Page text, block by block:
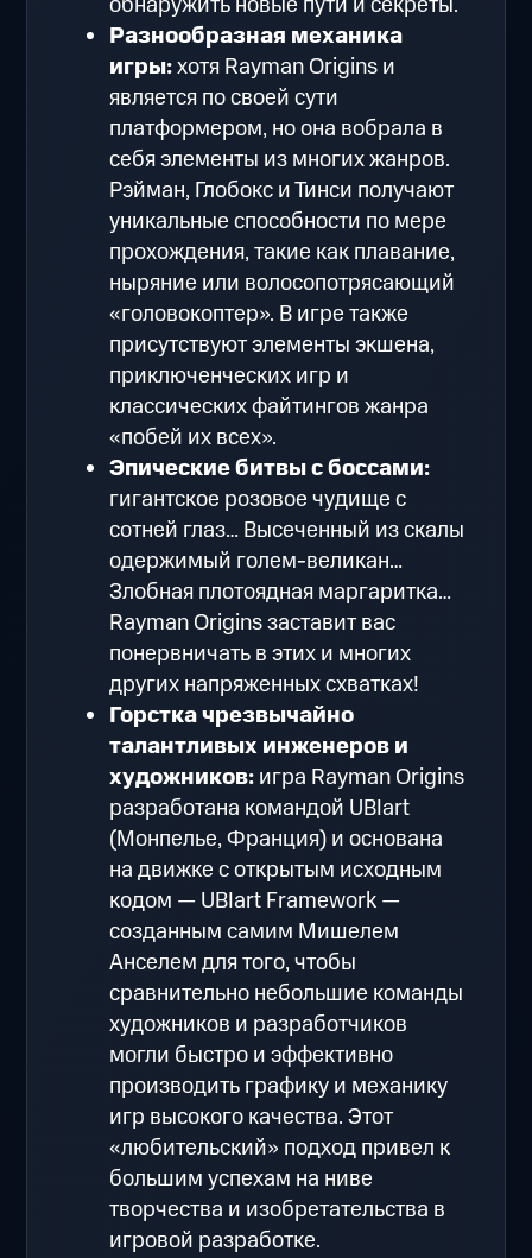
Разнообразная механика
игры:хотя Rayman Origins и
является по своей сути
платформером, но она вобрала в
себя элементы из многих жанров.
Рэйман, Глобокс и Тинси получают
уникальные способности по мере
прохождения, такие как плавание,
ныряние или волосопотрясающий
«головокоптер». В игре также
присутствуют элементы экшена,
приключенческих игр и
классических файтингов жанра
«побей их всех».
Эпические битвы с боссами:
гигантское розовое чудище с
сотней глаз… Высеченный из скалы
одержимый голем-великан…
Злобная плотоядная маргаритка…
Rayman Origins заставит вас
понервничать в этих и многих
других напряженных схватках!
Горстка чрезвычайно
талантливых инженеров и
художников:игра Rayman Origins
разработана командой UBIart
(Монпелье, Франция) и основана
на движке с открытым исходным
кодом — UBIart Framework —
созданным самим Мишелем
Анселем для того, чтобы
сравнительно небольшие команды
художников и разработчиков
могли быстро и эффективно
производить графику и механику
игр высокого качества. Этот
«любительский» подход привел к
большим успехам на ниве
творчества и изобретательства в
игровой разработке.